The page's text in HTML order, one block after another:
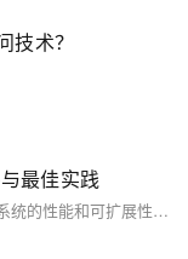
技术？
最佳实践
在微服务架构中，数据库访问的效率直接影响到系统的性能和可扩展性。本文探讨了优化微服务架构中数据库访问的策略与最佳实践，包括数据分片、缓存策略、异步处理和服务间通信优化。通过具体的技术方案和实例分析，提供了一系列实用的建议，以帮助开发团队提升微服务系统的响应速度和稳定性。